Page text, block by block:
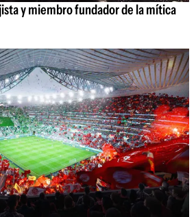
y miembro fundador de la mítica